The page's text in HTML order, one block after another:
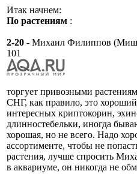
Итак начнем:
По растениям :
2-20 - Михаил Филиппов
101
торгует привозными
СНГ, как правило, это
интересных криптокорин,
длинностебельки, иногда
хорошая, но не всего. Надо
ассортименте, чтобы не
растения, лучше спросить
в аквариуме, он никогда не